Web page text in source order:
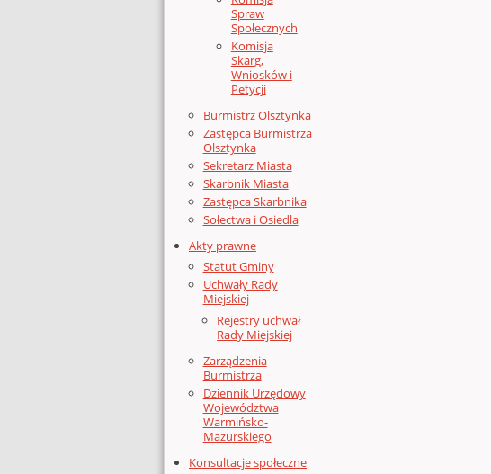
Spraw
Społecznych
Komisja
Skarg,
Wniosków i
Petycji
Burmistrz Olsztynka
Zastępca Burmistrza
Olsztynka
Sekretarz Miasta
Skarbnik Miasta
Zastępca Skarbnika
Sołectwa i Osiedla
Akty prawne
Statut Gminy
Uchwały Rady
Miejskiej
Rejestry uchwał
Rady Miejskiej
Zarządzenia
Burmistrza
Dziennik Urzędowy
Województwa
Warmińsko-
Mazurskiego
Konsultacje społeczne